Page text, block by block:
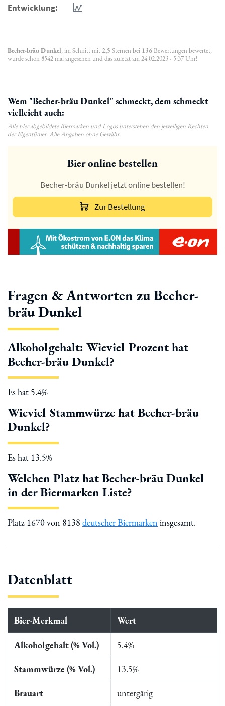
Entwicklung:
Becher-bräu Dunkel, im Schnitt mit 2,5 Sternen bei 136Bewertungen bewertet,
wurde schon 8542 mal angesehen und das zuletzt am 24.02.2023 - 5:37 Uhr!
Wem "Becher-bräu Dunkel" schmeckt, dem schmeckt
vielleicht auch:
Alle hier abgebildete Biermarken und Logos unterstehen den jeweiligen Rechten
der Eigentümer. Alle Angaben ohne Gewähr.
Bier online bestellen
Becher-bräu Dunkel jetzt online bestellen!
Zur Bestellung
Fragen & Antworten zu Becher-
bräu Dunkel
Alkoholgehalt: Wieviel Prozent hat
Becher-bräu Dunkel?
Es hat 5.4%
Wieviel Stammwürze hat Becher-bräu
Dunkel?
Es hat 13.5%
Welchen Platz hat Becher-bräu Dunkel
in der Biermarken Liste?
Platz 1670 von 8138 deutscher Biermarken insgesamt.
Datenblatt
Bier-Merkmal Wert
Alkoholgehalt (% Vol.) 5.4%
Stammwürze (% Vol.) 13.5%
Brauart untergärig